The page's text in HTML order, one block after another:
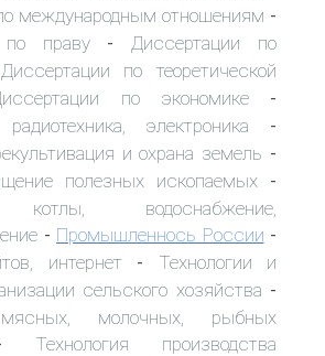
международным отношениям -
по праву- Диссертации по
Диссертации по теоретической
по экономике-
электроника -
и охрана земель -
полезных ископаемых -
котлы, водоснабжение,
- Промышленнось России -
интернет - Технологии и
сельского хозяйства -
мясных, молочных, рыбных
Технология производства